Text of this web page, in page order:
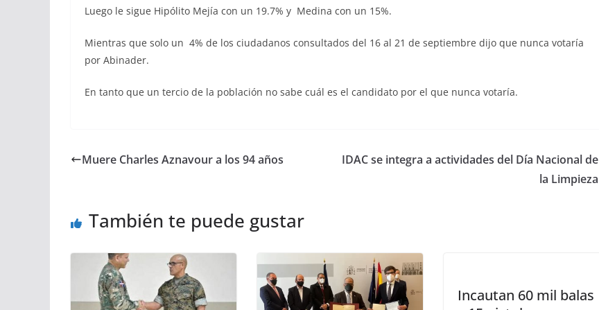
Luego le sigue Hipólito Mejía con un 19.7% y Medina con un 15%.
Mientras que solo un 4% de los ciudadanos consultados del 16 al 21 de septiembre dijo que nunca votaría
por Abinader.
En tanto que un tercio de la población no sabe cuál es el candidato por el que nunca votaría.
Muere Charles Aznavour a los 94 años
IDAC se integra a actividades del Día Nacional de
la Limpieza
También te puede gustar
Incautan 60 mil balas